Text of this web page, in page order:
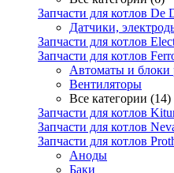
Запчасти для котлов De
Датчики,
Запчасти для котлов
Запчасти для котлов
Автоматы и блоки
Вентиляторы
Все категории (14)
Запчасти для котлов
Запчасти для котлов
Запчасти для котлов
Аноды
Баки